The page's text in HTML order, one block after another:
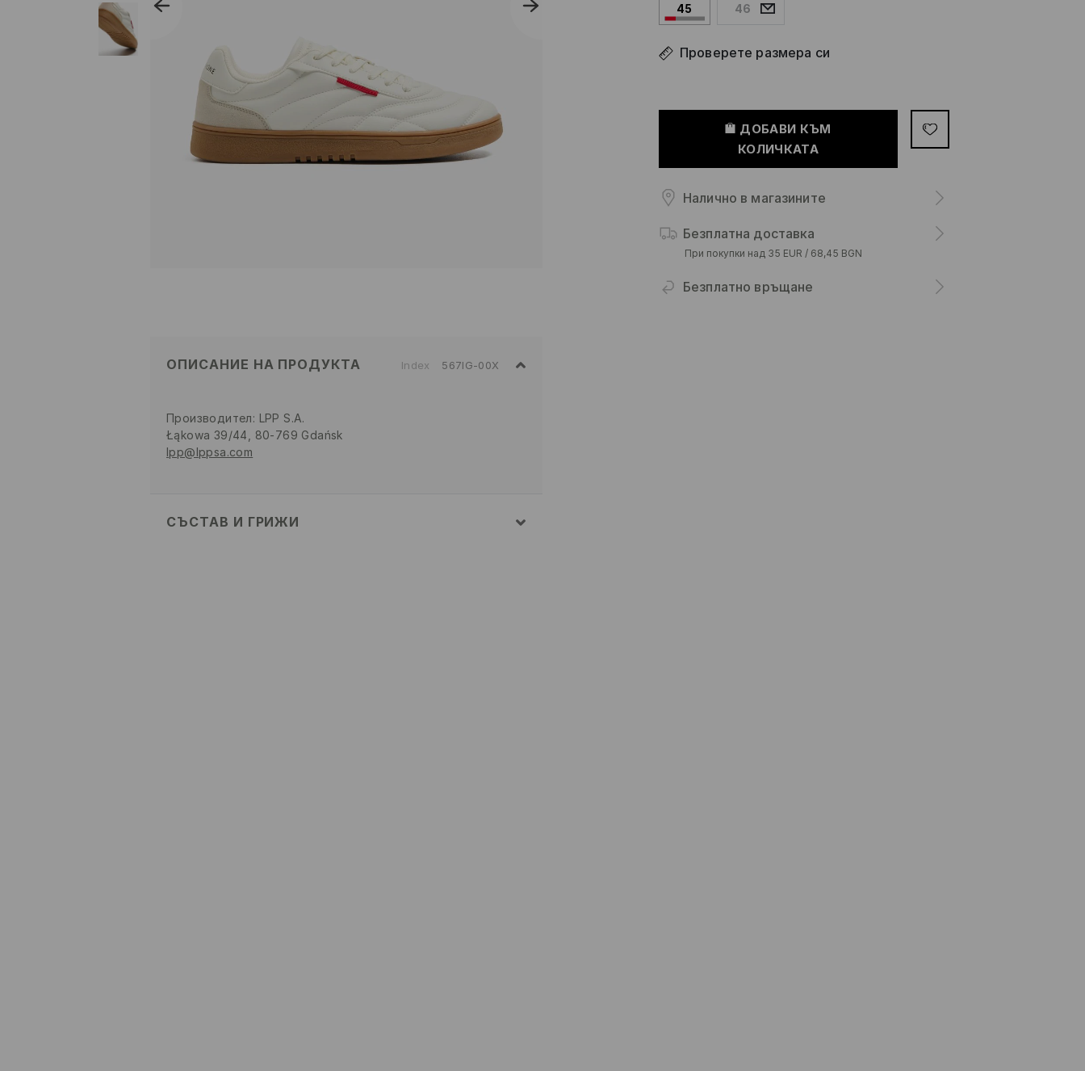
45 46
Проверете размера си
ДОБАВИ КЪМ
КОЛИЧКАТА
Налично в магазините
Безплатна доставка
При покупки над 35 EUR / 68,45 BGN
Безплатно връщане
ОПИСАНИЕ НА ПРОДУКТА Index 567IG-00X
Производител: LPP S.A.
Łąkowa 39/44, 80-769 Gdańsk
lpp@lppsa.com
СЪСТАВ И ГРИЖИ